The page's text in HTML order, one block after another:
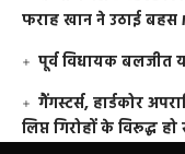
फराह खान ने उठाई बहस
पूर्व विधायक बलजीत
गैंगस्टर्स, हार्डकोर
लिप्त गिरोहों के विरूद्ध